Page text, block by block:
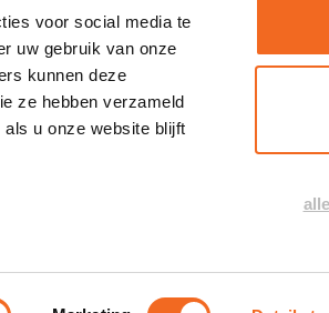
voor social media te
uw gebruik van onze
kunnen deze
ze hebben verzameld
u onze website blijft
Award Brands &
2024 in der
Design &
speciale dank aan